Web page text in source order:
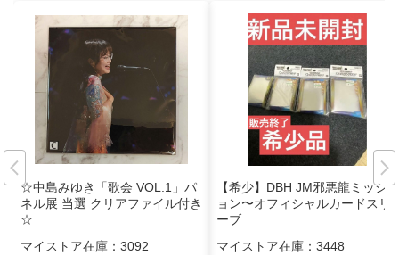
☆中島みゆき「歌会 VOL.1」パ
ネル展 当選 クリアファイル付き
☆
マイストア在庫： 3092
【希少】DBH JM邪悪龍ミッシ
ョン〜オフィシャルカードスリ
ーブ
マイストア在庫： 3448